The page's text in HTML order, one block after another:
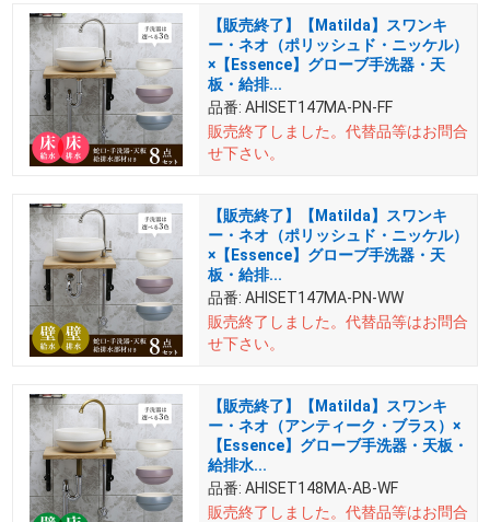
【販売終了】【Matilda】スワンキ
ー・ネオ（ポリッシュド・ニッケル）
×【Essence】グローブ手洗器・天
板・給排...
品番: AHISET147MA-PN-FF
販売終了しました。 代替品等はお問合
せ下さい。
【販売終了】【Matilda】スワンキ
ー・ネオ（ポリッシュド・ニッケル）
×【Essence】グローブ手洗器・天
板・給排...
品番: AHISET147MA-PN-WW
販売終了しました。 代替品等はお問合
せ下さい。
【販売終了】【Matilda】スワンキ
ー・ネオ（アンティーク・ブラス）×
【Essence】グローブ手洗器・天板・
給排水...
品番: AHISET148MA-AB-WF
販売終了しました。 代替品等はお問合